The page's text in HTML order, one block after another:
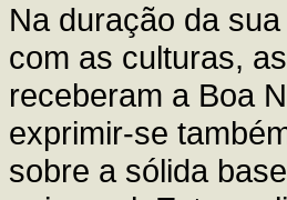
Na duração da
com as culturas,
receberam a Boa
exprimir-se
sobre a sólida